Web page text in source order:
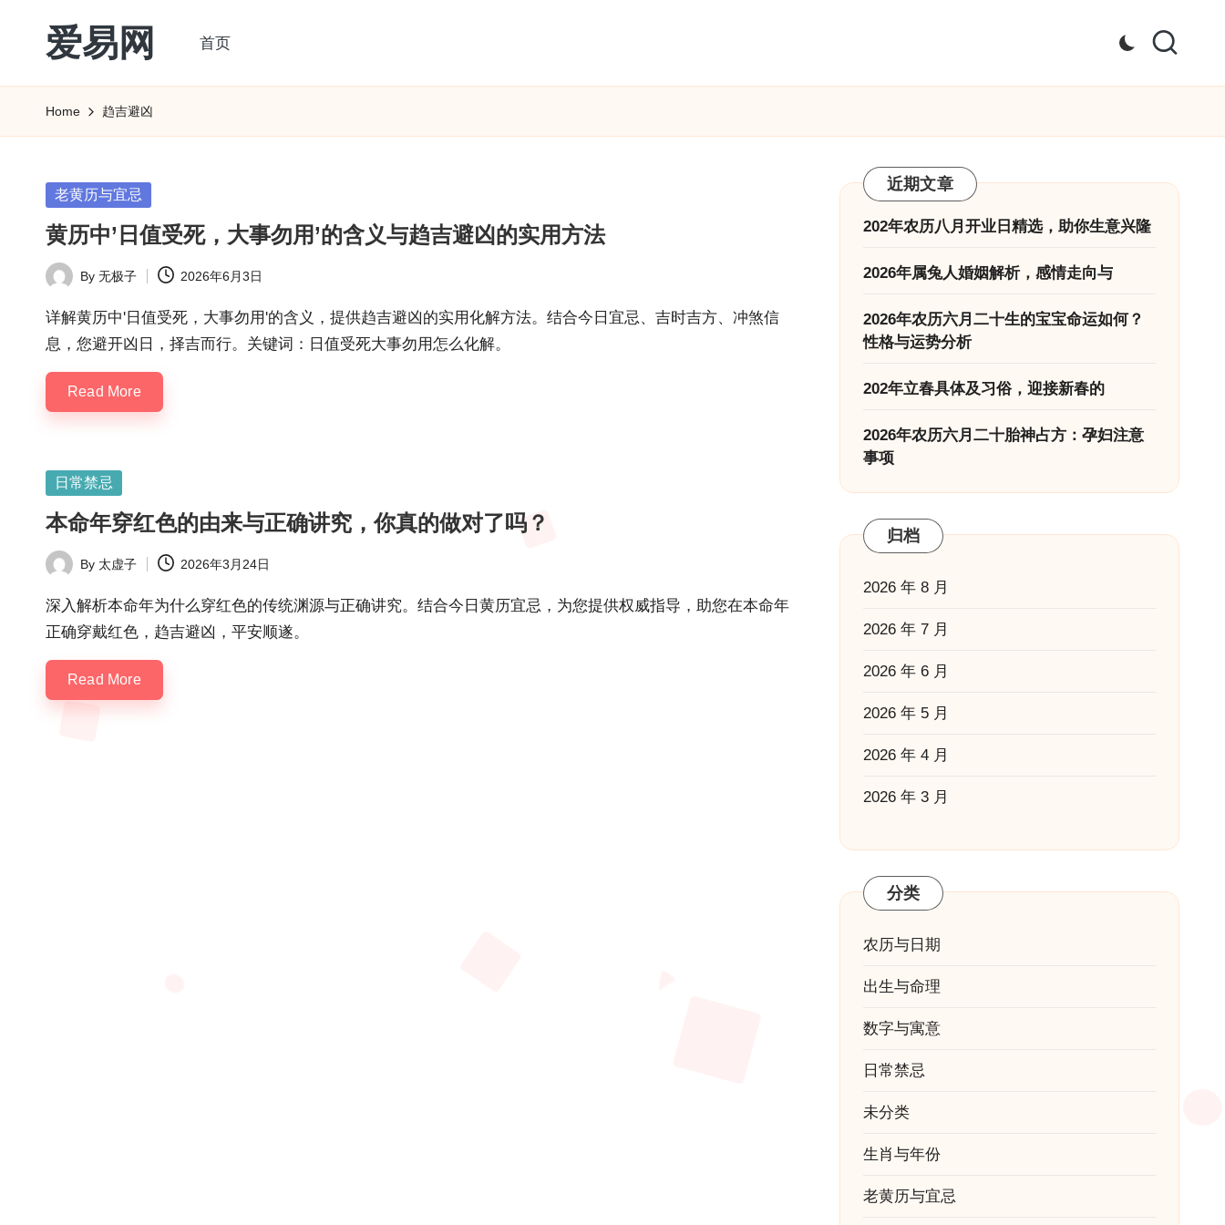
爱易网
历
阳
转
农
历
阴
历
查
询
_2ebc.com
首页
Home 趋吉避凶
Posted
老黄历与宜忌
黄历中’日值受死，大事勿用’的含义与趋吉避凶的实用方法
Posted
by
By 无极子 2026年6月3日
详解黄历中'日值受死，大事勿用'的含义，提供趋吉避凶的实用化解方法。结合今日宜忌、吉时吉方、冲煞信
息，您避开凶日，择吉而行。关键词：日值受死大事勿用怎么化解。
Read More
Posted
日常禁忌
本命年穿红色的由来与正确讲究，你真的做对了吗？
Posted
by
By 太虚子 2026年3月24日
深入解析本命年为什么穿红色的传统渊源与正确讲究。结合今日黄历宜忌，为您提供权威指导，助您在本命年
正确穿戴红色，趋吉避凶，平安顺遂。
Read More
近期文章
202年农历八月开业日精选，助你生意兴隆
2026年属兔人婚姻解析，感情走向与
2026年农历六月二十生的宝宝命运如何？
性格与运势分析
202年立春具体及习俗，迎接新春的
2026年农历六月二十胎神占方：孕妇注意
事项
归档
2026 年 8 月
2026 年 7 月
2026 年 6 月
2026 年 5 月
2026 年 4 月
2026 年 3 月
分类
农历与日期
出生与命理
数字与寓意
日常禁忌
未分类
生肖与年份
老黄历与宜忌